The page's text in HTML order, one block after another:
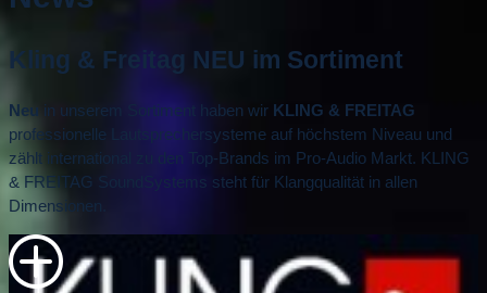
Kling & Freitag NEU im Sortiment
Neu in unserem Sortiment haben wir KLING & FREITAG
professionelle Lautsprechersysteme auf höchstem Niveau und
zählt international zu den Top-Brands im Pro-Audio Markt. KLING
& FREITAG SoundSystems steht für Klangqualität in allen
Dimensionen.